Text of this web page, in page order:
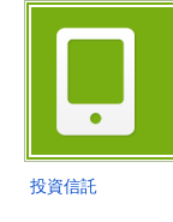
投資信託